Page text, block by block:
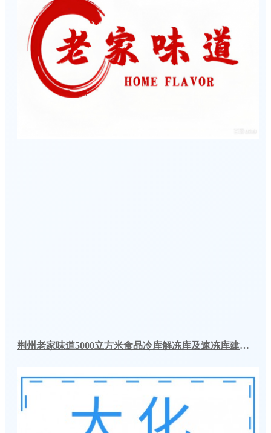
荆州老家味道5000立方米食品冷库解冻库及速冻库建造一体化案例